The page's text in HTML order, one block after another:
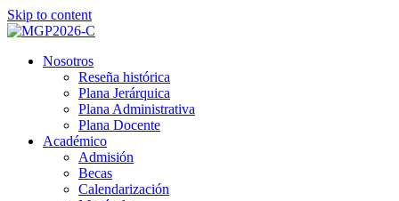
Skip to content
Nosotros
Reseña histórica
Plana Jerárquica
Plana Administrativa
Plana Docente
Académico
Admisión
Becas
Calendarización